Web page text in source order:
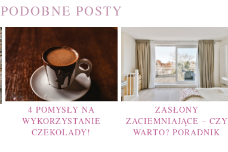
PODOBNE POSTY
4 POMYSŁY NA
WYKORZYSTANIE
CZEKOLADY!
ZASŁONY
ZACIEMNIAJĄCE – CZY
WARTO? PORADNIK